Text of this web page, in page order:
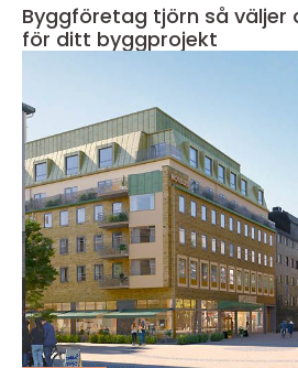
Byggföretag tjörn så väljer du rätt partner
för ditt byggprojekt